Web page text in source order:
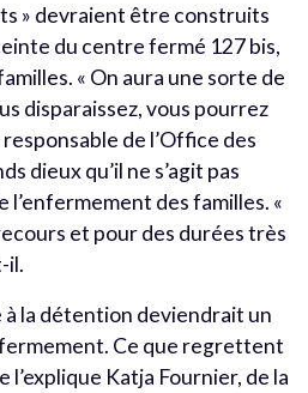
» devraient être construits
du centre fermé 127 bis,
« On aura une sorte de
disparaissez, vous pourrez
de l’Office des
dieux qu’il ne s’agit pas
l’enfermement des familles. «
et pour des durées très
il.
la détention deviendrait un
Ce que regrettent
l’explique Katja Fournier, de la